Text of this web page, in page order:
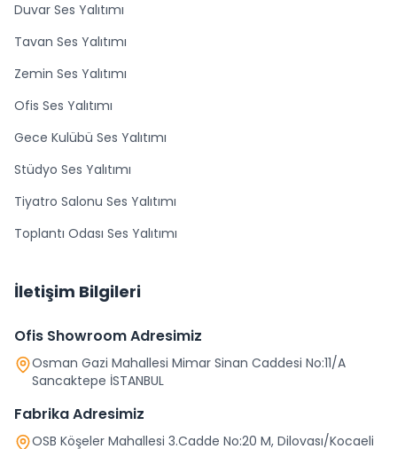
Duvar Ses Yalıtımı
Tavan Ses Yalıtımı
Zemin Ses Yalıtımı
Ofis Ses Yalıtımı
Gece Kulübü Ses Yalıtımı
Stüdyo Ses Yalıtımı
Tiyatro Salonu Ses Yalıtımı
Toplantı Odası Ses Yalıtımı
İletişim Bilgileri
Ofis Showroom Adresimiz
Osman Gazi Mahallesi Mimar Sinan Caddesi No:11/A
Sancaktepe İSTANBUL
Fabrika Adresimiz
OSB Köşeler Mahallesi 3.Cadde No:20 M, Dilovası/Kocaeli